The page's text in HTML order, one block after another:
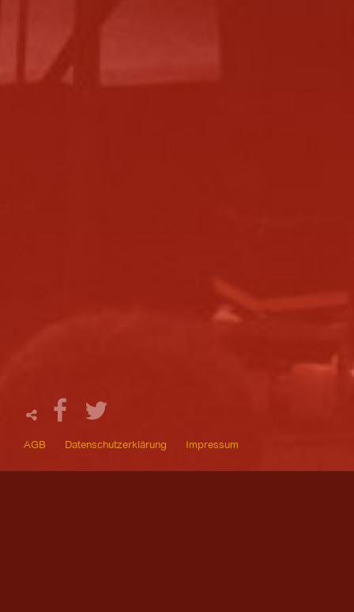
AGB Datenschutzerklärung Impressum